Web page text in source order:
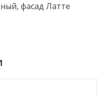
фасад Латте
фасад Белый
фасад Антрацит